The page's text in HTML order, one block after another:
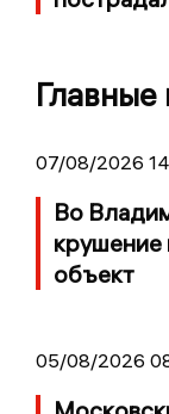
Главные
07/08/2026
Во
крушение
объект
05/08/2026